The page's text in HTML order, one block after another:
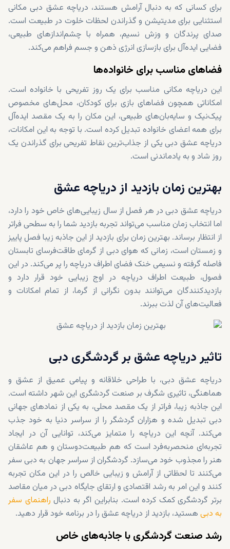
برای کسانی که به دنبال آرامش هستند، دریاچه عشق دبی مکانی
استثنایی برای مدیتیشن و گذراندن لحظات خلوت در طبیعت است.
صدای پرندگان و وزش نسیم، همراه با چشم‌اندازهای طبیعی،
فضایی ایده‌آل برای بازسازی انرژی ذهن و جسم فراهم می‌کند.
فضاهای مناسب برای خانواده‌ها
این دریاچه مکانی مناسب برای یک روز تفریحی با خانواده است.
امکاناتی همچون فضاهای بازی برای کودکان، محل‌های مخصوص
پیک‌نیک و سایه‌بان‌های طبیعی، این مکان را به یک مقصد ایده‌آل
برای همه اعضای خانواده تبدیل کرده است. با توجه به این امکانات،
دریاچه عشق دبی یکی از جذاب‌ترین نقاط تفریحی برای گذراندن یک
روز شاد و به‌ یادماندنی است.
بهترین زمان بازدید از دریاچه عشق
دریاچه عشق دبی در هر فصل از سال زیبایی‌های خاص خود را دارد،
اما انتخاب زمان مناسب می‌تواند تجربه بازدید شما را به سطحی فراتر
از انتظار برساند. بهترین زمان برای بازدید از این جاذبه زیبا فصل پاییز
و زمستان است، زمانی که هوای دبی از گرمای طاقت‌فرسای تابستان
فاصله گرفته و نسیمی خنک فضای اطراف دریاچه را پر می‌کند. در این
فصول، طبیعت اطراف دریاچه در اوج زیبایی خود قرار دارد و
بازدیدکنندگان می‌توانند بدون نگرانی از گرما، از تمام امکانات و
فعالیت‌های آن لذت ببرند.
تاثیر دریاچه عشق بر گردشگری دبی
دریاچه عشق دبی، با طراحی خلاقانه و پیامی عمیق از عشق و
هماهنگی، تاثیری شگرف بر صنعت گردشگری این شهر داشته است.
این جاذبه زیبا، فراتر از یک مقصد محلی، به یکی از نمادهای جهانی
دبی تبدیل شده و هزاران گردشگر را از سراسر دنیا به خود جذب
می‌کند. آنچه این دریاچه را متمایز می‌کند، توانایی آن در ایجاد
تجربه‌ای منحصر‌به‌فرد است که هم طبیعت‌دوستان و هم عاشقان
هنر را مجذوب خود می‌سازد. گردشگران از سراسر جهان به دبی سفر
می‌کنند تا لحظاتی از آرامش و زیبایی خالص را در این مکان تجربه
کنند و این امر به رشد اقتصادی و ارتقای جایگاه دبی در میان مقاصد
برتر گردشگری کمک کرده است. بنابراین اگر به دنبال راهنمای سفر
به دبی هستید، بازدید از دریاچه عشق را در برنامه خود قرار دهید.
رشد صنعت گردشگری با جاذبه‌های خاص